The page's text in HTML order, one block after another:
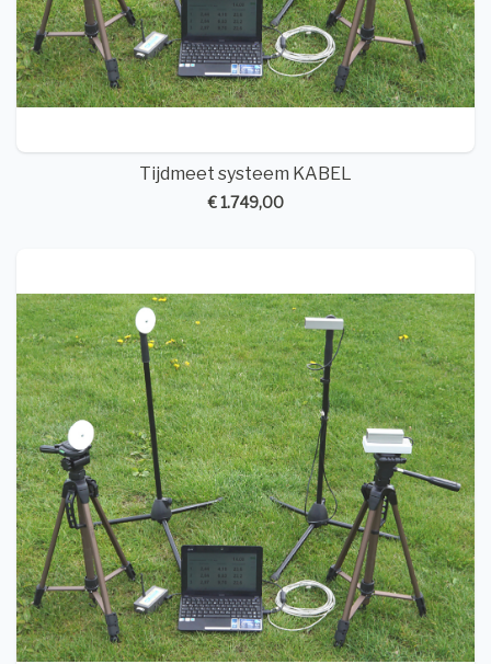
Tijdmeet systeem KABEL
€ 1.749,00